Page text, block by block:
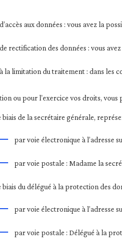
aux données : vous avez la
rectification des données : vous
la limitation du traitement : dans les
ou pour l’exercice vos droits,
biais de la secrétaire générale,
par voie électronique à l’adresse
par voie postale : Madame la
biais du délégué à la protection des
par voie électronique à l’adresse
par voie postale : Délégué à la